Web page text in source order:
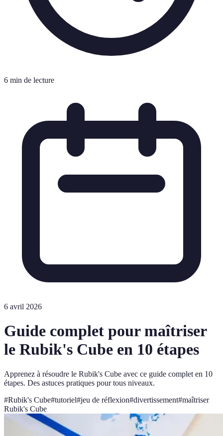
6 min de lecture
6 avril 2026
Guide complet pour maîtriser
le Rubik's Cube en 10 étapes
Apprenez à résoudre le Rubik's Cube avec ce guide complet en 10
étapes. Des astuces pratiques pour tous niveaux.
#Rubik's Cube#tutoriel#jeu de réflexion#divertissement#maîtriser
Rubik's Cube